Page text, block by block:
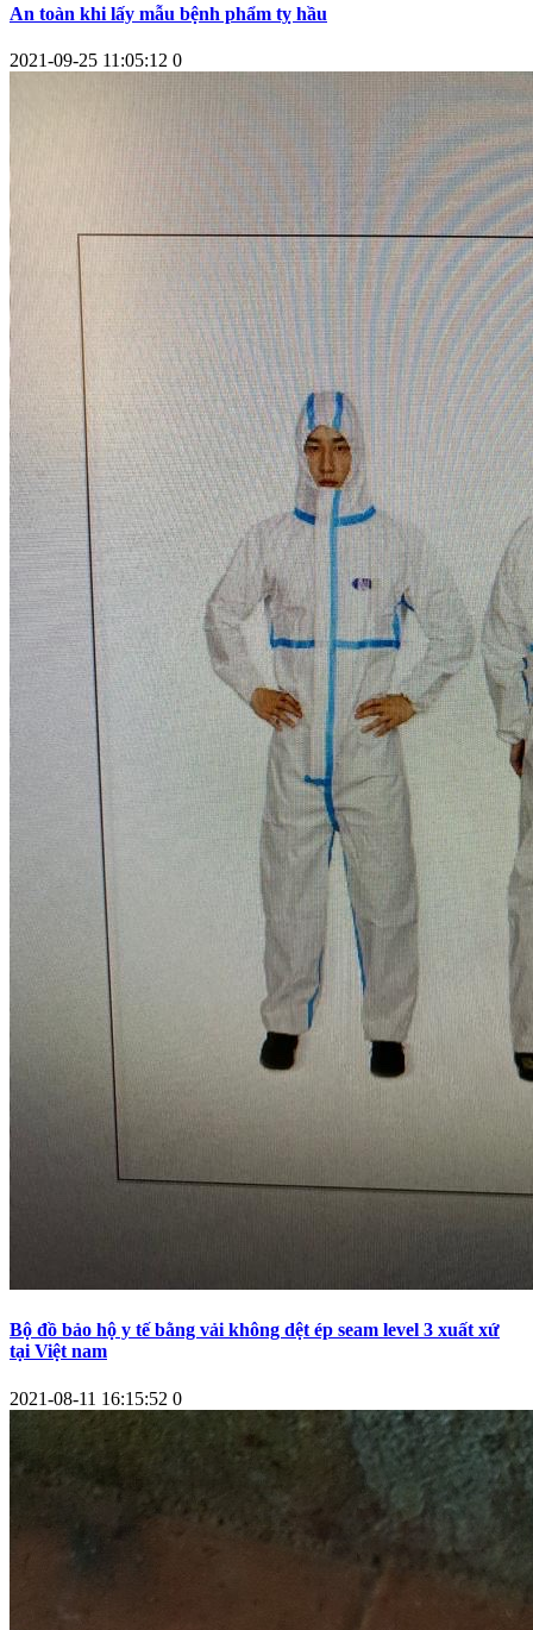
An toàn khi lấy mẫu bệnh phẩm tỵ hầu
2021-09-25 11:05:12 0
Bộ đồ bảo hộ y tế bằng vải không dệt ép seam level 3 xuất xứ
tại Việt nam
2021-08-11 16:15:52 0